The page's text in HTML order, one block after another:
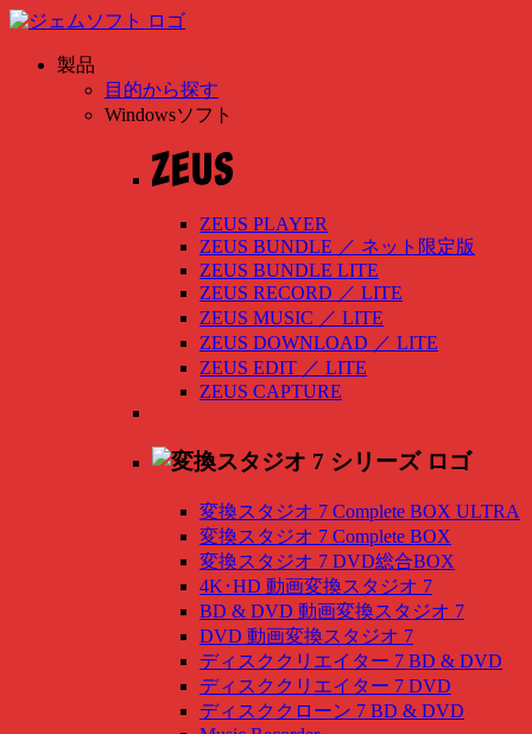
製品
目的から探す
Windowsソフト
ZEUS PLAYER
ZEUS BUNDLE ／ ネット限定版
ZEUS BUNDLE LITE
ZEUS RECORD ／ LITE
ZEUS MUSIC ／ LITE
ZEUS DOWNLOAD ／ LITE
ZEUS EDIT ／ LITE
ZEUS CAPTURE
変換スタジオ 7 Complete BOX ULTRA
変換スタジオ 7 Complete BOX
変換スタジオ 7 DVD総合BOX
4K･HD 動画変換スタジオ 7
BD & DVD 動画変換スタジオ 7
DVD 動画変換スタジオ 7
ディスククリエイター 7 BD & DVD
ディスククリエイター 7 DVD
ディスククローン 7 BD & DVD